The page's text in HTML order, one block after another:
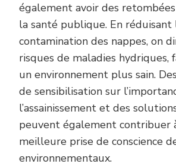
également avoir des
la santé publique. En réduisant
contamination des nappes, on
risques de maladies hydriques,
un environnement plus sain.
de sensibilisation sur
l’assainissement et des
peuvent également contribuer
meilleure prise de conscience
environnementaux.